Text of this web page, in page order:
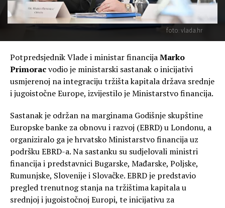
foto: vlada.hr
Potpredsjednik Vlade i ministar financijaMarko
Primoracvodio je ministarski sastanak o inicijativi
usmjerenoj na integraciju tržišta kapitala država srednje
i jugoistočne Europe, izvijestilo je Ministarstvo financija.
Sastanak je održan na marginama Godišnje skupštine
Europske banke za obnovu i razvoj (EBRD) u Londonu, a
organiziralo ga je hrvatsko Ministarstvo financija uz
podršku EBRD-a. Na sastanku su sudjelovali ministri
financija i predstavnici Bugarske, Mađarske, Poljske,
Rumunjske, Slovenije i Slovačke. EBRD je predstavio
pregled trenutnog stanja na tržištima kapitala u
srednjoj i jugoistočnoj Europi, te inicijativu za